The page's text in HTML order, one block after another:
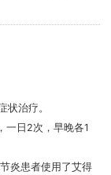
状治疗。
一日2次，早晚各1
炎患者使用了艾得